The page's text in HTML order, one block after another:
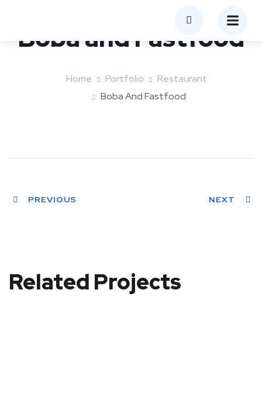
Boba and Fastfood
Home Portfolio
Restaurant
Boba And Fastfood
PREVIOUS NEXT
Related Projects